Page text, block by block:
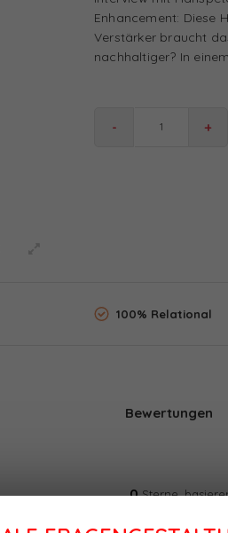
Enhancement: Diese
Verstärker braucht
nachhaltiger? In
- +
100% Relational
Bewertungen
0Sterne,